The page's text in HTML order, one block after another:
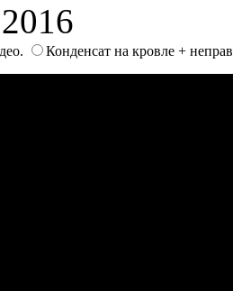
Конденсат на кровле +